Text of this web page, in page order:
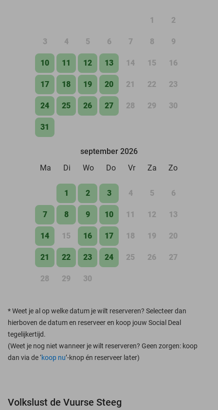
1 2
3 4 5 6 7 8 9
10 11 12 13 14 15 16
17 18 19 20 21 22 23
24 25 26 27 28 29 30
31
september 2026
Ma
Di Wo Do Vr Za Zo
1 2 3 4 5 6
7 8 9 10 11 12 13
14 15 16 17 18 19 20
21 22 23 24 25 26 27
28 29 30
*Weet je al op welke datum je wilt reserveren? Selecteer dan
hierboven de datum en reserveer en koop jouw Social Deal
tegelijkertijd.
(Weet je nog niet wanneer je wilt reserveren? Geen zorgen: koop
dan via de ‘koop nu’-knop én reserveer later)
Volkslust de Vuurse Steeg